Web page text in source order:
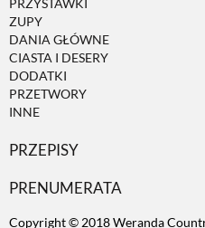
PRZYSTAWKI
ZUPY
DANIA GŁÓWNE
CIASTA I DESERY
DODATKI
PRZETWORY
INNE
PRZEPISY
PRENUMERATA
Copyright © 2018 Weranda